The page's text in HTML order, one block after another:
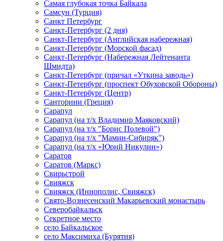
Самая глубокая точка Байкала
Самсун (Турция)
Санкт Петербург
Санкт-Петербург (2 дня)
Санкт-Петербург (Английская набережная)
Санкт-Петербург (Морской фасад)
Санкт-Петербург (Набережная Лейтенанта
Шмидта)
Санкт-Петербург (причал «Уткина заводь»)
Санкт-Петербург (проспект Обуховской Обороны)
Санкт-Петербург (Центр)
Санторини (Греция)
Сарапул
Сарапул (на т/х Владимир Маяковский)
Сарапул (на т/х "Борис Полевой")
Сарапул (на т/х "Мамин-Сибиряк")
Сарапул (на т/х «Юрий Никулин»)
Саратов
Саратов (Маркс)
Свирьстрой
Свияжск
Свияжск (Иннополис, Свияжск)
Свято-Вознесенский Макарьевский монастырь
Северобайкальск
Секретное место
село Байкальское
село Максимиха (Бурятия)